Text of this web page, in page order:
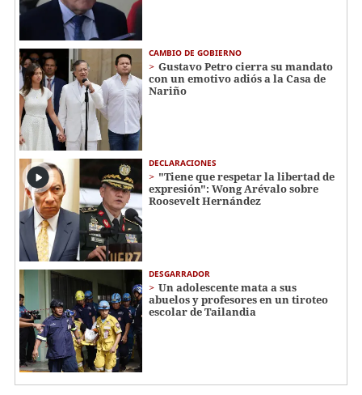
CAMBIO DE GOBIERNO
Gustavo Petro cierra su mandato
con un emotivo adiós a la Casa de
Nariño
DECLARACIONES
"Tiene que respetar la libertad de
expresión": Wong Arévalo sobre
Roosevelt Hernández
DESGARRADOR
Un adolescente mata a sus
abuelos y profesores en un tiroteo
escolar de Tailandia